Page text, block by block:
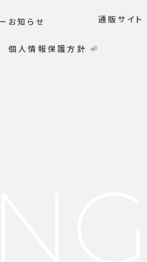
お知らせ
個人情報保護方針
通販サイト